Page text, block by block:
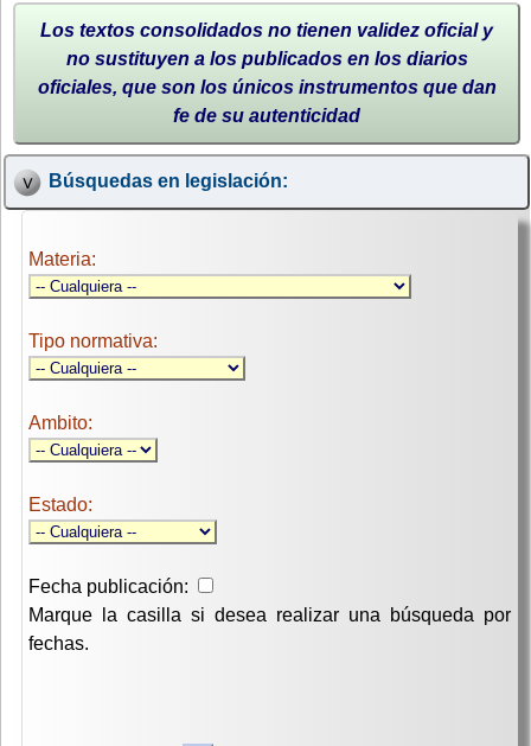
Los textos consolidados no tienen validez oficial y
no sustituyen a los publicados en los diarios
oficiales, que son los únicos instrumentos que dan
fe de su autenticidad
Búsquedas en legislación:
Materia:
Tipo normativa:
Ambito:
Estado:
Fecha publicación:
Marque la casilla si desea realizar una búsqueda por
fechas.